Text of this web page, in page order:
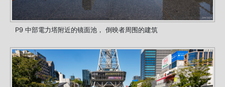
P9 中部電力塔附近的镜面池， 倒映者周围的建筑